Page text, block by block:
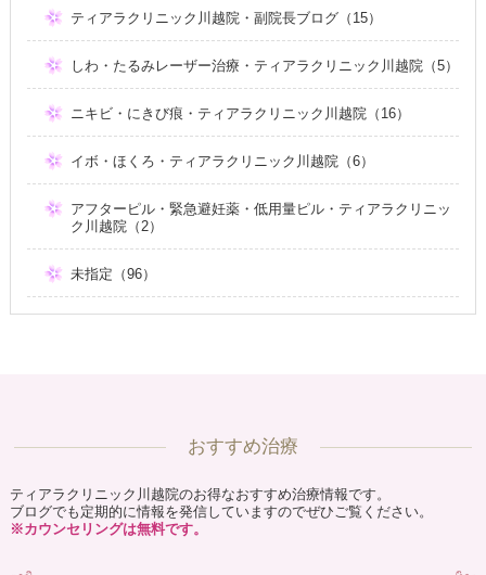
ティアラクリニック川越院・副院長ブログ（15）
しわ・たるみレーザー治療・ティアラクリニック川越院（5）
ニキビ・にきび痕・ティアラクリニック川越院（16）
イボ・ほくろ・ティアラクリニック川越院（6）
アフターピル・緊急避妊薬・低用量ピル・ティアラクリニッ
ク川越院（2）
未指定（96）
おすすめ治療
ティアラクリニック川越院のお得なおすすめ治療情報です。
ブログでも定期的に情報を発信していますのでぜひご覧ください。
※カウンセリングは無料です。